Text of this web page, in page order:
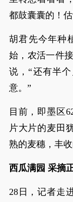
都鼓囊囊的！
胡君先今年种
始，农活一件
说，“还有半
意。”
目前，即墨区
片大片的麦田
熟的麦穗，丰
西瓜满园 采摘
28日，记者走